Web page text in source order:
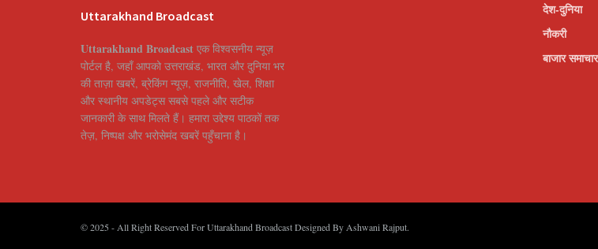
Uttarakhand Broadcast
Uttarakhand Broadcast एक विश्वसनीय न्यूज़
पोर्टल है, जहाँ आपको उत्तराखंड, भारत और दुनिया भर
की ताज़ा खबरें, ब्रेकिंग न्यूज़, राजनीति, खेल, शिक्षा
और स्थानीय अपडेट्स सबसे पहले और सटीक
जानकारी के साथ मिलते हैं। हमारा उद्देश्य पाठकों तक
तेज़, निष्पक्ष और भरोसेमंद खबरें पहुँचाना है।
देश-दुनिया
नौकरी
बाजार समाचार
© 2025 - All Right Reserved For Uttarakhand Broadcast Designed ByAshwani Rajput.